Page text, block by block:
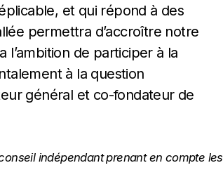
et qui répond à des
permettra d’accroître notre
de participer à la
à la question
général et co-fondateur de
indépendant prenant en compte les